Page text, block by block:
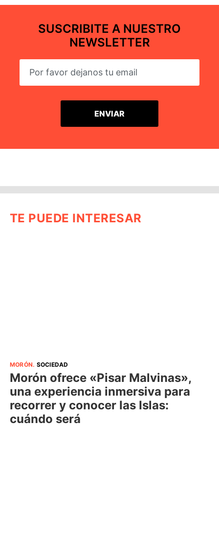
SUSCRIBITE A NUESTRO
NEWSLETTER
TE PUEDE INTERESAR
MORÓN. SOCIEDAD
Morón ofrece «Pisar Malvinas»,
una experiencia inmersiva para
recorrer y conocer las Islas:
cuándo será